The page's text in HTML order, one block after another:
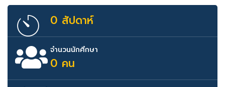
0 สัปดาห์
จำนวนนักศึกษา
0 คน